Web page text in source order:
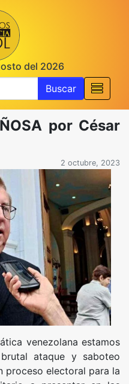
del 2026
Buscar
por César
2 octubre, 2023
venezolana estamos
ataque y saboteo
proceso electoral para la